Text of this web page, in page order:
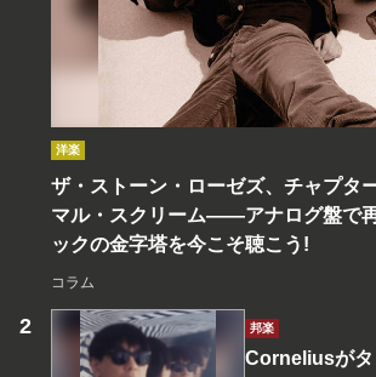
洋楽
ザ・ストーン・ローゼズ、チャプタ
マル・スクリーム――アナログ盤で
ックの金字塔を今こそ聴こう!
コラム
邦楽
Corneliusがタ